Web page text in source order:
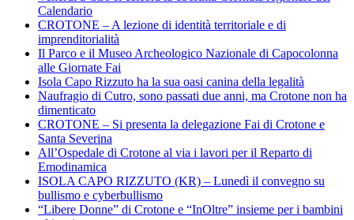
Calendario
CROTONE – A lezione di identità territoriale e di
imprenditorialità
Il Parco e il Museo Archeologico Nazionale di Capocolonna
alle Giornate Fai
Isola Capo Rizzuto ha la sua oasi canina della legalità
Naufragio di Cutro, sono passati due anni, ma Crotone non ha
dimenticato
CROTONE – Si presenta la delegazione Fai di Crotone e
Santa Severina
All’Ospedale di Crotone al via i lavori per il Reparto di
Emodinamica
ISOLA CAPO RIZZUTO (KR) – Lunedì il convegno su
bullismo e cyberbullismo
“Libere Donne” di Crotone e “InOltre” insieme per i bambini